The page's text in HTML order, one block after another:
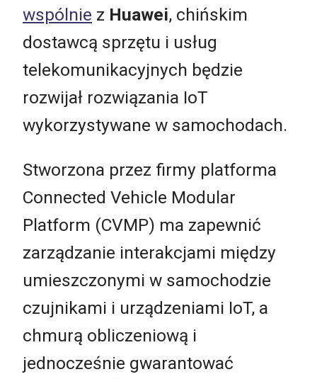
wspólnie z Huawei, chińskim
dostawcą sprzętu i usług
telekomunikacyjnych będzie
rozwijał rozwiązania IoT
wykorzystywane w samochodach.
Stworzona przez firmy platforma
Connected Vehicle Modular
Platform (CVMP) ma zapewnić
zarządzanie interakcjami między
umieszczonymi w samochodzie
czujnikami i urządzeniami IoT, a
chmurą obliczeniową i
jednocześnie gwarantować